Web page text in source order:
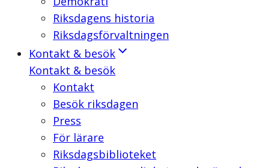
Riksdagens historia
Riksdagsförvaltningen
Kontakt & besök
Kontakt & besök
Kontakt
Besök riksdagen
Press
För lärare
Riksdagsbiblioteket